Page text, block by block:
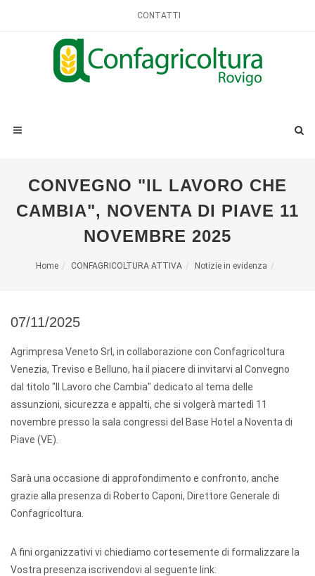
CONTATTI
CONVEGNO "IL LAVORO CHE
CAMBIA", NOVENTA DI PIAVE 11
NOVEMBRE 2025
Home CONFAGRICOLTURA ATTIVA Notizie in evidenza
07/11/2025
Agrimpresa Veneto Srl, in collaborazione con Confagricoltura
Venezia, Treviso e Belluno, ha il piacere di invitarvi al Convegno
dal titolo "Il Lavoro che Cambia" dedicato al tema delle
assunzioni, sicurezza e appalti, che si volgerà martedì 11
novembre presso la sala congressi del Base Hotel a Noventa di
Piave (VE).
Sarà una occasione di approfondimento e confronto, anche
grazie alla presenza di Roberto Caponi, Direttore Generale di
Confagricoltura.
A fini organizzativi vi chiediamo cortesemente di formalizzare la
Vostra presenza iscrivendovi al seguente link: